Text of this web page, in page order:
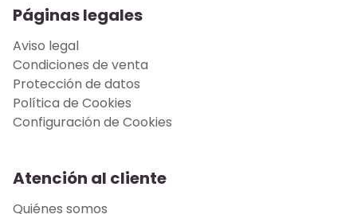
Páginas legales
Aviso legal
Condiciones de venta
Protección de datos
Política de Cookies
Configuración de Cookies
Atención al cliente
Quiénes somos